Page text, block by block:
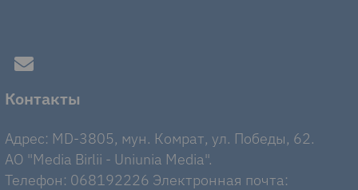
Контакты
Адрес: MD-3805, мун. Комрат, ул. Победы, 62.
AO "Media Birlii - Uniunia Media".
Телефон: 068192226 Электронная почта: